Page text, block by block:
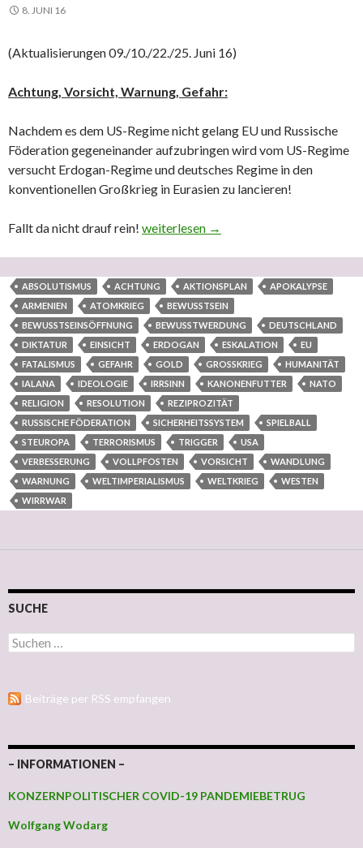
8. JUNI 16
(Aktualisierungen 09./10./22./25. Juni 16)
Achtung, Vorsicht, Warnung, Gefahr:
Nachdem es dem US-Regime nicht gelang EU und Russische
Föderation gegeneinander aufzubringen wird vom US-Regime
versucht Erdogan-Regime und deutsches Regime in den
konventionellen Großkrieg in Eurasien zu lancieren!
Fallt da nicht drauf rein! Achtung, Vorsicht, Warnung, Gefahr:
weiterlesen →
ABSOLUTISMUS ACHTUNG AKTIONSPLAN
APOKALYPSE
ARMENIEN
ATOMKRIEG
BEWUSSTSEIN
BEWUSSTSEINSÖFFNUNG
BEWUSSTWERDUNG
DEUTSCHLAND
DIKTATUR
EINSICHT ERDOGAN ESKALATION
EU
FATALISMUS
GEFAHR GOLD GROSSKRIEG
HUMANITÄT
IALANA
IDEOLOGIE IRRSINN KANONENFUTTER
NATO
RELIGION
RESOLUTION
REZIPROZITÄT
RUSSISCHE FÖDERATION
SICHERHEITSSYSTEM
SPIELBALL
STEUROPA
TERRORISMUS TRIGGER
USA
VERBESSERUNG
VOLLPFOSTEN VORSICHT
WANDLUNG
WARNUNG
WELTIMPERIALISMUS WELTKRIEG
WESTEN
WIRRWAR
SUCHE
Suchen nach:
Beiträge per RSS empfangen
– INFORMATIONEN –
KONZERNPOLITISCHER COVID-19 PANDEMIEBETRUG
Wolfgang Wodarg